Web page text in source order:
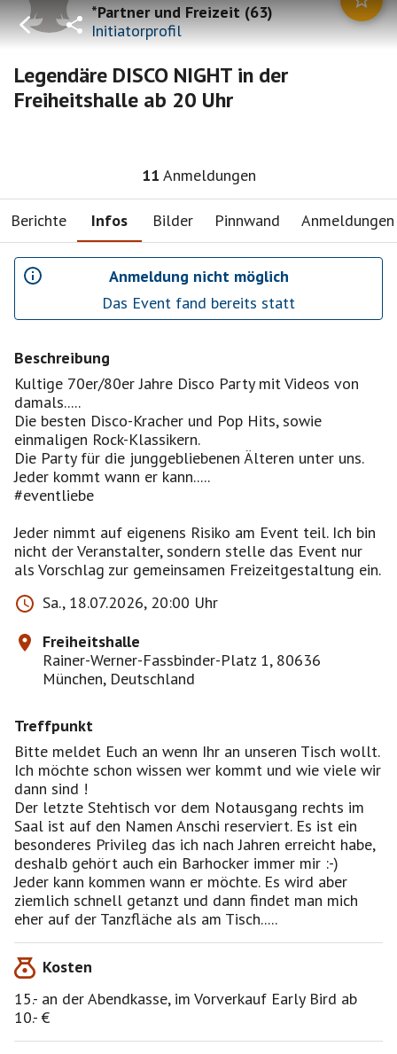
*Partner und Freizeit(63)
Initiatorprofil
Legendäre DISCO NIGHT in der
Freiheitshalle ab 20 Uhr
11 Anmeldungen
Berichte Infos Bilder Pinnwand Anmeldungen
Anmeldung nicht möglich
Das Event fand bereits statt
Beschreibung
Kultige 70er/80er Jahre Disco Party mit Videos von
damals.....
Die besten Disco-Kracher und Pop Hits, sowie
einmaligen Rock-Klassikern.
Die Party für die junggebliebenen Älteren unter uns.
Jeder kommt wann er kann.....
#eventliebe
Jeder nimmt auf eigenens Risiko am Event teil. Ich bin
nicht der Veranstalter, sondern stelle das Event nur
Sa., 18.07.2026, 20:00 Uhr
Freiheitshalle
Rainer-Werner-Fassbinder-Platz 1, 80636
München, Deutschland
Treffpunkt
Bitte meldet Euch an wenn Ihr an unseren Tisch wollt.
Ich möchte schon wissen wer kommt und wie viele wir
dann sind !
Der letzte Stehtisch vor dem Notausgang rechts im
Saal ist auf den Namen Anschi reserviert. Es ist ein
besonderes Privileg das ich nach Jahren erreicht habe,
deshalb gehört auch ein Barhocker immer mir :-)
Jeder kann kommen wann er möchte. Es wird aber
ziemlich schnell getanzt und dann findet man mich
Kosten
15.- an der Abendkasse, im Vorverkauf Early Bird ab
10.- €